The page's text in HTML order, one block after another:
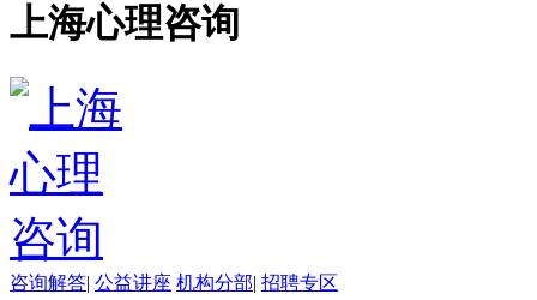
上海心理咨询
咨询解答| 公益讲座 机构分部| 招聘专区